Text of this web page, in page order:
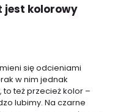
jest kolorowy
się odcieniami
w nim jednak
też przecież kolor –
lubimy. Na czarne